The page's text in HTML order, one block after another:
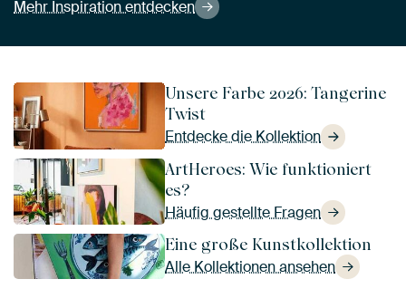
Mehr Inspiration entdecken
Unsere Farbe 2026: Tangerine
Twist
Entdecke die Kollektion
ArtHeroes: Wie funktioniert
es?
Häufig gestellte Fragen
Eine große Kunstkollektion
Alle Kollektionen ansehen